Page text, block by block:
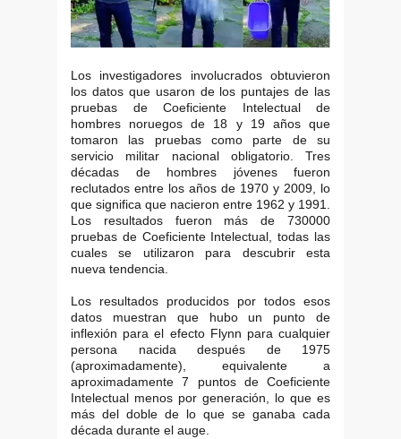
Los investigadores involucrados obtuvieron
los datos que usaron de los puntajes de las
pruebas de Coeficiente Intelectual de
hombres noruegos de 18 y 19 años que
tomaron las pruebas como parte de su
servicio militar nacional obligatorio. Tres
décadas de hombres jóvenes fueron
reclutados entre los años de 1970 y 2009, lo
que significa que nacieron entre 1962 y 1991.
Los resultados fueron más de 730000
pruebas de Coeficiente Intelectual, todas las
cuales se utilizaron para descubrir esta
nueva tendencia.
Los resultados producidos por todos esos
datos muestran que hubo un punto de
inflexión para el efecto Flynn para cualquier
persona nacida después de 1975
(aproximadamente), equivalente a
aproximadamente 7 puntos de Coeficiente
Intelectual menos por generación, lo que es
más del doble de lo que se ganaba cada
década durante el auge.